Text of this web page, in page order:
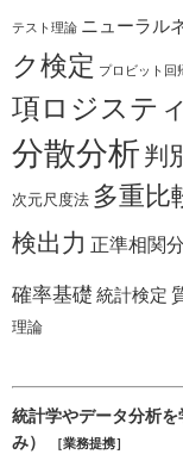
テスト理論 ニューラル
ク検定 プロビット回
項ロジステ
分散分析 判
次元尺度法 多重比
検出力 正準相関
確率基礎 統計検定
理論
統計学やデータ分析
み）
［業務提携］